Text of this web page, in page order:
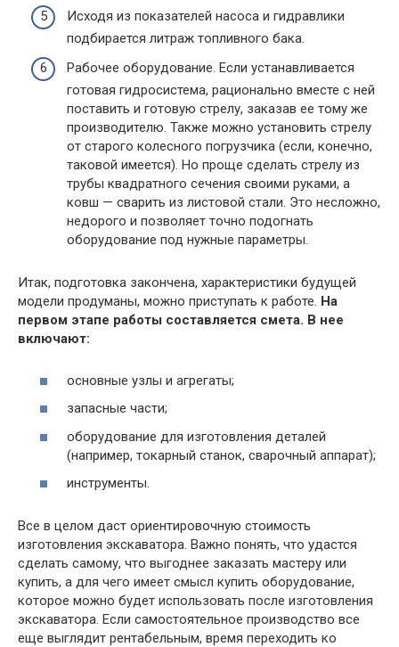
Исходя из показателей насоса и гидравлики
подбирается литраж топливного бака.
Рабочее оборудование. Если устанавливается
готовая гидросистема, рационально вместе с ней
поставить и готовую стрелу, заказав ее тому же
производителю. Также можно установить стрелу
от старого колесного погрузчика (если, конечно,
таковой имеется). Но проще сделать стрелу из
трубы квадратного сечения своими руками, а
ковш — сварить из листовой стали. Это несложно,
недорого и позволяет точно подогнать
оборудование под нужные параметры.
Итак, подготовка закончена, характеристики будущей
модели продуманы, можно приступать к работе. На
первом этапе работы составляется смета. В нее
включают:
основные узлы и агрегаты;
запасные части;
оборудование для изготовления деталей
(например, токарный станок, сварочный аппарат);
инструменты.
Все в целом даст ориентировочную стоимость
изготовления экскаватора. Важно понять, что удастся
сделать самому, что выгоднее заказать мастеру или
купить, а для чего имеет смысл купить оборудование,
которое можно будет использовать после изготовления
экскаватора. Если самостоятельное производство все
еще выглядит рентабельным, время переходить ко